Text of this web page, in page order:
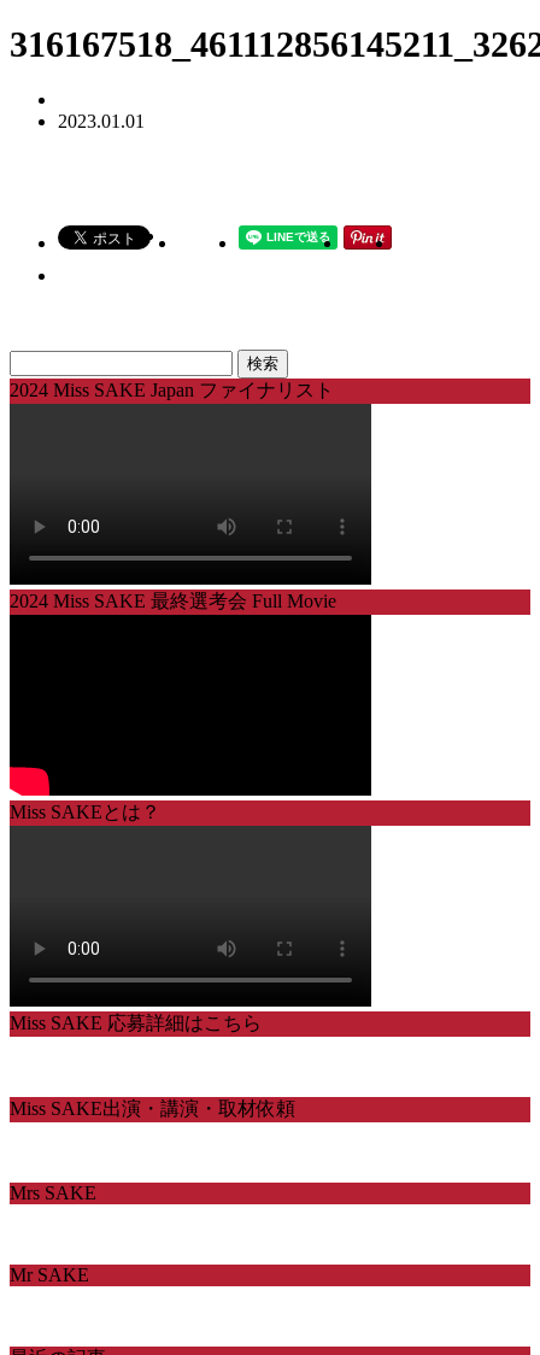
2023.01.01
索:
2024 Miss SAKE Japan ファイナリスト
2024 Miss SAKE 最終選考会 Full Movie
Miss SAKEとは？
Miss SAKE 応募詳細はこちら
Miss SAKE出演・講演・取材依頼
Mrs SAKE
Mr SAKE